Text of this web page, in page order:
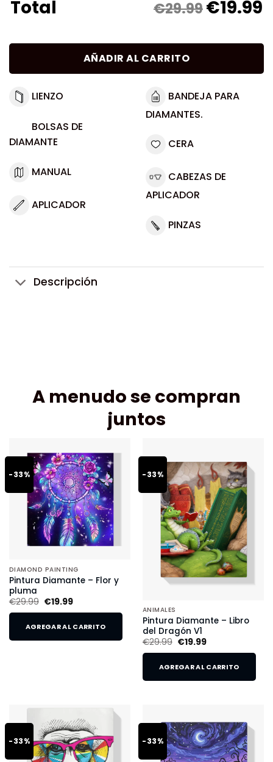
Total €29.99€19.99
AÑADIR AL CARRITO
LIENZO
BOLSAS DE
DIAMANTE
MANUAL
APLICADOR
BANDEJA PARA
DIAMANTES.
CERA
CABEZAS DE
APLICADOR
PINZAS
Descripción
A menudo se compran
juntos
-33%
DIAMOND PAINTING
Pintura Diamante – Flor y
pluma
€29.99 €19.99
AGREGAR AL CARRITO
-33%
ANIMALES
Pintura Diamante – Libro
del Dragón V1
€29.99 €19.99
AGREGAR AL CARRITO
-33% -33%